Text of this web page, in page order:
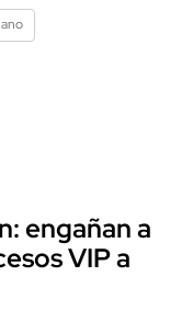
engañan a
VIP a